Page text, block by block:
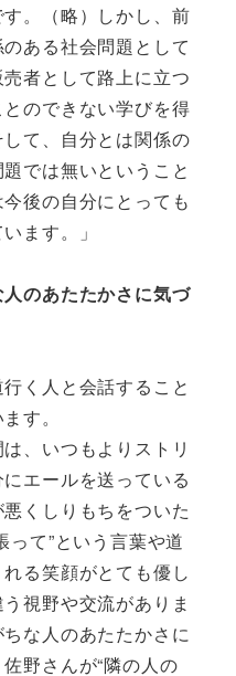
。（略）しかし、前
ある社会問題として
者として路上に立つ
のできない学びを得
て、自分とは関係の
では無いということ
後の自分にとっても
ます。」
人のあたたかさに気づ
く人と会話すること
す。
、いつもよりストリ
エールを送っている
くしりもちをついた
って”という言葉や道
る笑顔がとても優し
視野や交流がありま
な人のあたたかさに
野さんが“隣の人の